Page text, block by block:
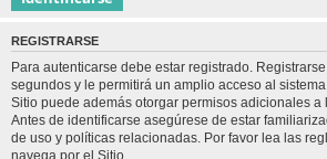
REGISTRARSE
Para autenticarse debe estar registrado.
segundos y le permitirá un amplio acceso al
Sitio puede además otorgar permisos adicionales a
Antes de identificarse asegúrese de estar
de uso y políticas relacionadas. Por favor lea las
navega por el Sitio.